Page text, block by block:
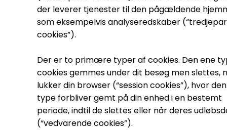
der leverer tjenester til den pågældende
som eksempelvis analyseredskaber
cookies”).
Der er to primære typer af cookies. Den ene
cookies gemmes under dit besøg men slettes,
lukker din browser (“session cookies”), hvor
type forbliver gemt på din enhed i en bestemt
periode, indtil de slettes eller når deres
(“vedvarende cookies”).